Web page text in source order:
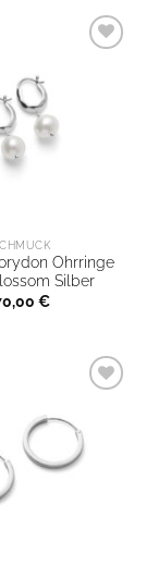
Ohrringe
Silber
€